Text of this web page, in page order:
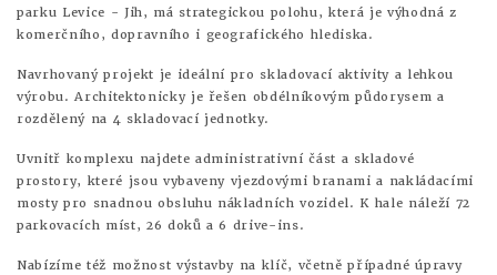
parku Levice - Jih, má strategickou polohu, která je výhodná z
komerčního, dopravního i geografického hlediska.
Navrhovaný projekt je ideální pro skladovací aktivity a lehkou
výrobu. Architektonicky je řešen obdélníkovým půdorysem a
rozdělený na 4 skladovací jednotky.
Uvnitř komplexu najdete administrativní část a skladové
prostory, které jsou vybaveny vjezdovými branami a nakládacími
mosty pro snadnou obsluhu nákladních vozidel. K hale náleží 72
parkovacích míst, 26 doků a 6 drive-ins.
Nabízíme též možnost výstavby na klíč, včetně případné úpravy